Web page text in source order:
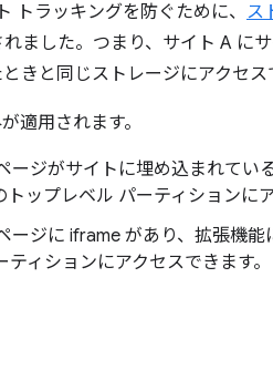
トラッキングを防ぐために、 ス
ました。つまり、サイト A に
きと同じストレージにアクセス
適用されます。
ージがサイトに埋め込まれてい
ップレベル パーティションにア
ージに iframe があり、拡張機能
ィションにアクセスできます。